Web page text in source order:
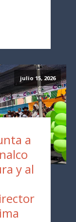
julio 15, 2026
a
y al